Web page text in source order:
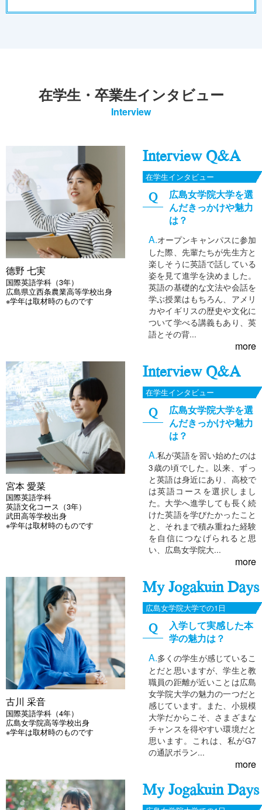
在学生・卒業生インタビュー
Interview
德野 七実
国際英語学科（3年）
広島県立西条農業高等学校出身
※学年は取材時のものです
Interview Q&A
在学生インタビュー
広島女学院大学を選
んだきっかけや魅力
は？
オープンキャンパスに参加
した際、先輩たちが先生方と
楽しそうに英語で話している
姿を見て進学を決めました。
英語の基礎的な文法や会話を
学ぶ授業はもちろん、アメリ
カやイギリスの歴史や文化に
ついて学べる講義もあり、英
語とその背...
more
宮本 愛菜
国際英語学科
英語文化コース（3年）
武田高等学校出身
※学年は取材時のものです
Interview Q&A
在学生インタビュー
広島女学院大学を選
んだきっかけや魅力
は？
私が英語を習い始めたのは
3歳の頃でした。以来、ずっ
と英語は身近にあり、高校で
は英語コースを選択しまし
た。大学へ進学しても長く続
けた英語を学びたかったこと
と、それまで積み重ねた経験
を自信につなげられると思
い、広島女学院大...
more
古川 采音
国際英語学科（4年）
広島女学院高等学校出身
※学年は取材時のものです
My Jogakuin Days
広島女学院大学での1日
入学して実感した本
学の魅力は？
多くの学生が感じているこ
とだと思いますが、学生と教
職員の距離が近いことは広島
女学院大学の魅力の一つだと
感じています。また、小規模
大学だからこそ、さまざまな
チャンスを得やすい環境だと
思います。これは、私がG7
の通訳ボラン...
more
My Jogakuin Days